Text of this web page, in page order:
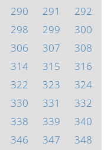
290 291
292
298 299
300
306 307
308
314 315
316
322 323
324
330 331
332
338 339
340
346 347 348